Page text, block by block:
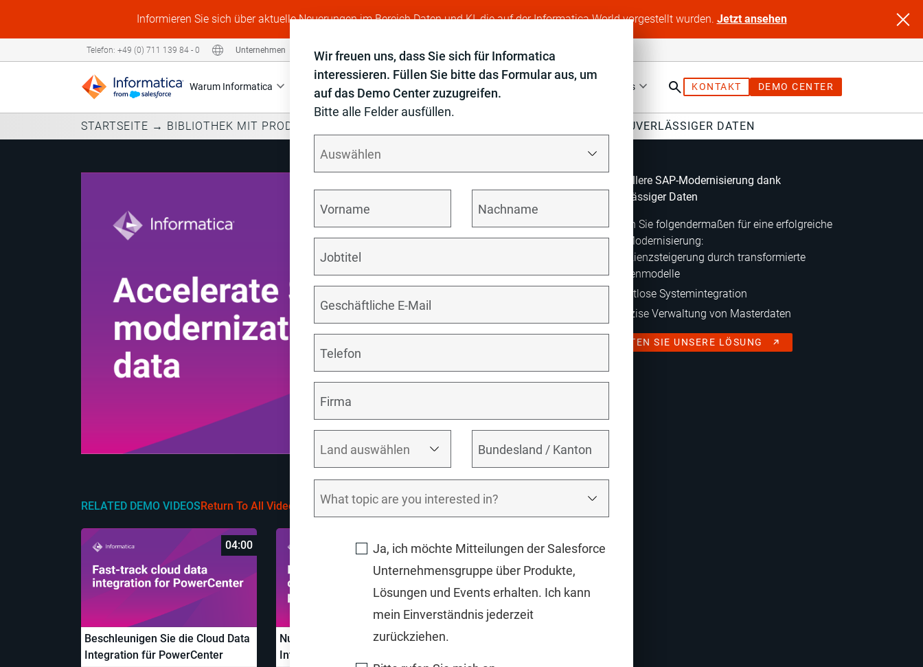
Informieren Sie sich über aktuelle Neuerungen im Bereich Daten und KI, die auf der Informatica World vorgestellt wurden. Jetzt ansehen
Warum Informatica Plattform Anwendungsfälle Weitere Informationen Partners KONTAKT DEMO CENTER
Telefon: +49 (0) 711 139 84 - 0 Unternehmen Support Anmeldung
Wir freuen uns, dass Sie sich für Informatica
interessieren. Füllen Sie bitte das Formular aus, um
auf das Demo Center zuzugreifen.
Bitte alle Felder ausfüllen.
Ja, ich möchte Mitteilungen der Salesforce
Unternehmensgruppe über Produkte,
Lösungen und Events erhalten. Ich kann
mein Einverständnis jederzeit
zurückziehen.
STARTSEITE → BIBLIOTHEK MIT PRODUKT-DEMOS SCHNELLERE SAP-MODERNISIERUNG DANK ZUVERLÄSSIGER DATEN
Schnellere SAP-Modernisierung dank
zuverlässiger Daten
Sorgen Sie folgendermaßen für eine erfolgreiche
SAP-Modernisierung:
Effizienzsteigerung durch transformierte
Datenmodelle
Nahtlose Systemintegration
Präzise Verwaltung von Masterdaten
TESTEN SIE UNSERE LÖSUNG
RELATED DEMO VIDEOSReturn To All Videos
04:00
Beschleunigen Sie die Cloud Data
Integration für PowerCenter
03:24
Nutzen Sie eine Cloud Data
Integration Platform, um